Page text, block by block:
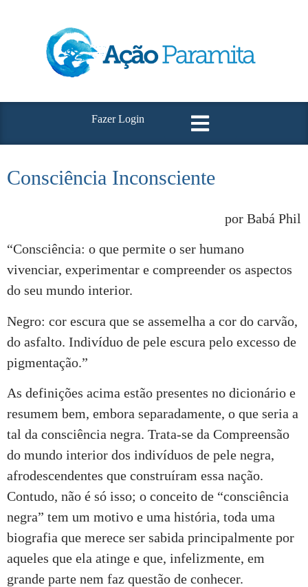
Fazer Login
Consciência Inconsciente
por Babá Phil
“Consciência: o que permite o ser humano
vivenciar, experimentar e compreender os aspectos
do seu mundo interior.
Negro: cor escura que se assemelha a cor do carvão,
do asfalto. Indivíduo de pele escura pelo excesso de
pigmentação.”
As definições acima estão presentes no dicionário e
resumem bem, embora separadamente, o que seria a
tal da consciência negra. Trata-se da Compreensão
do mundo interior dos indivíduos de pele negra,
afrodescendentes que construíram essa nação.
Contudo, não é só isso; o conceito de “consciência
negra” tem um motivo e uma história, toda uma
biografia que merece ser sabida principalmente por
aqueles que ela atinge e que, infelizmente, em
grande parte nem faz questão de conhecer.